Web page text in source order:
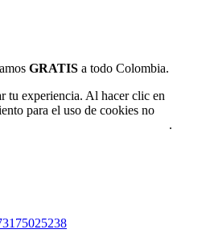
GRATIS a todo Colombia.
tu experiencia. Al hacer clic en
para el uso de cookies no
.